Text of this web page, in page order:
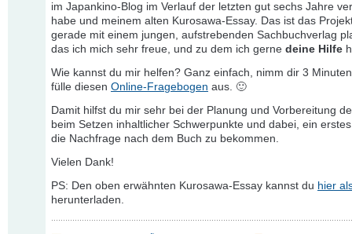
im Japankino-Blog im Verlauf der letzten gut sechs Jahre
habe und meinem alten Kurosawa-Essay. Das ist das
gerade mit einem jungen, aufstrebenden Sachbuchverlag
das ich mich sehr freue, und zu dem ich gerne deine Hilfe
Wie kannst du mir helfen? Ganz einfach, nimm dir 3
fülle diesen Online-Fragebogen aus. 🙂
Damit hilfst du mir sehr bei der Planung und Vorbereitung
beim Setzen inhaltlicher Schwerpunkte und dabei, ein
die Nachfrage nach dem Buch zu bekommen.
Vielen Dank!
PS: Den oben erwähnten Kurosawa-Essay kannst du hier
herunterladen.